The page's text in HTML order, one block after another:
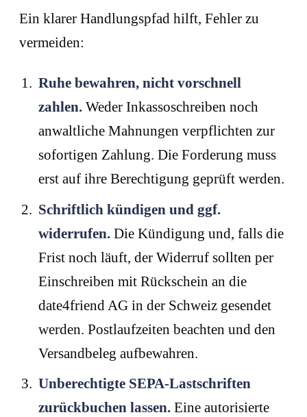
Ein klarer Handlungspfad hilft, Fehler zu
vermeiden:
Ruhe bewahren, nicht vorschnell
zahlen. Weder Inkassoschreiben noch
anwaltliche Mahnungen verpflichten zur
sofortigen Zahlung. Die Forderung muss
erst auf ihre Berechtigung geprüft werden.
Schriftlich kündigen und ggf.
widerrufen. Die Kündigung und, falls die
Frist noch läuft, der Widerruf sollten per
Einschreiben mit Rückschein an die
date4friend AG in der Schweiz gesendet
werden. Postlaufzeiten beachten und den
Versandbeleg aufbewahren.
Unberechtigte SEPA-Lastschriften
zurückbuchen lassen. Eine autorisierte